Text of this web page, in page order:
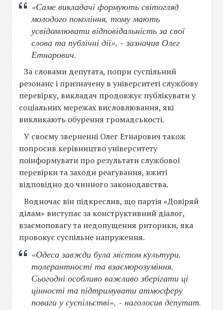
«Саме викладачі формують світогляд
молодого покоління, тому мають
усвідомлювати відповідальність за свої
слова та публічні дії», - зазначив Олег
Етнарович.
За словами депутата, попри суспільний
резонанс і призначену в університеті службову
перевірку, викладач продовжує публікувати у
соціальних мережах висловлювання, які
викликають обурення громадськості.
У своєму зверненні Олег Етнарович також
попросив керівництво університету
поінформувати про результати службової
перевірки та заходи реагування, вжиті
відповідно до чинного законодавства.
Водночас він підкреслив, що партія «Довіряй
ділам» виступає за конструктивний діалог,
взаємоповагу та недопущення риторики, яка
провокує суспільне напруження.
«Одеса завжди була містом культури,
толерантності та взаєморозуміння.
Сьогодні особливо важливо зберігати ці
цінності та підтримувати атмосферу
поваги у суспільстві», - наголосив депутат.